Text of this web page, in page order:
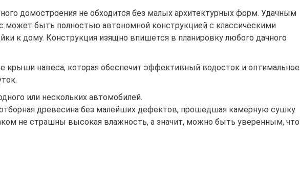
домостроения не обходится без малых архитектурных форм. Удачным
может быть полностью автономной конструкцией с классическими
к дому. Конструкция изящно впишется в планировку любого дачного
крыши навеса, которая обеспечит эффективный водосток и оптимальное
или нескольких автомобилей.
древесина без малейших дефектов, прошедшая камерную сушку
не страшны высокая влажность, а значит, можно быть уверенным, что